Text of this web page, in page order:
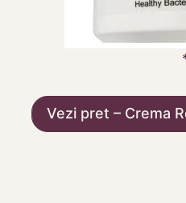
Vezi pret – Crema